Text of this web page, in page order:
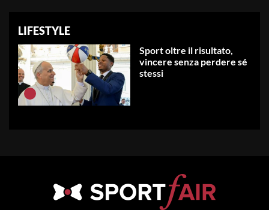
LIFESTYLE
Sport oltre il risultato,
vincere senza perdere sé
stessi